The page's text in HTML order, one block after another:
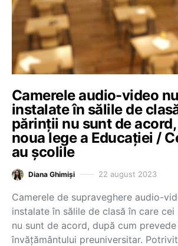
Camerele audio-video
instalate în sălile de
părinții nu sunt de
noua lege a Educației /
au școlile
Diana Ghimiși 22 august 2023
Camerele de supraveghere audio-
instalate în sălile de clasă în care
nu sunt de acord, după cum prevede
învățământului preuniversitar.